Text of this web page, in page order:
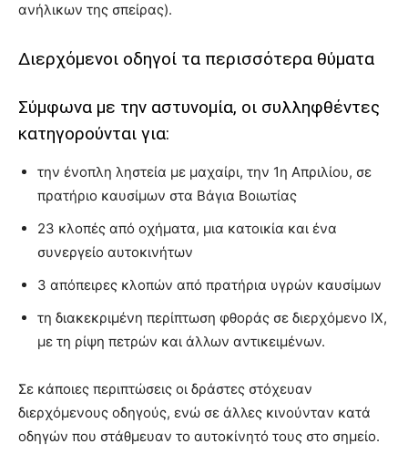
ανήλικων της σπείρας).
Διερχόμενοι οδηγοί τα περισσότερα θύματα
Σύμφωνα με την αστυνομία, οι συλληφθέντες
κατηγορούνται για:
την ένοπλη ληστεία με μαχαίρι, την 1η Απριλίου, σε
πρατήριο καυσίμων στα Βάγια Βοιωτίας
23 κλοπές από οχήματα, μια κατοικία και ένα
συνεργείο αυτοκινήτων
3 απόπειρες κλοπών από πρατήρια υγρών καυσίμων
τη διακεκριμένη περίπτωση φθοράς σε διερχόμενο ΙΧ,
με τη ρίψη πετρών και άλλων αντικειμένων.
Σε κάποιες περιπτώσεις οι δράστες στόχευαν
διερχόμενους οδηγούς, ενώ σε άλλες κινούνταν κατά
οδηγών που στάθμευαν το αυτοκίνητό τους στο σημείο.